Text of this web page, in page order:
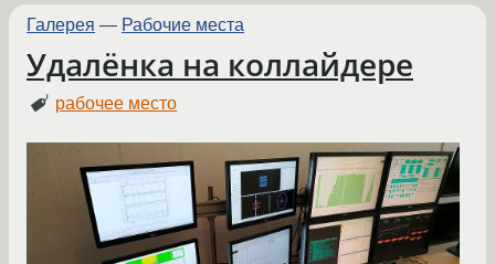
Галерея — Рабочие места
Удалёнка на коллайдере
рабочее место